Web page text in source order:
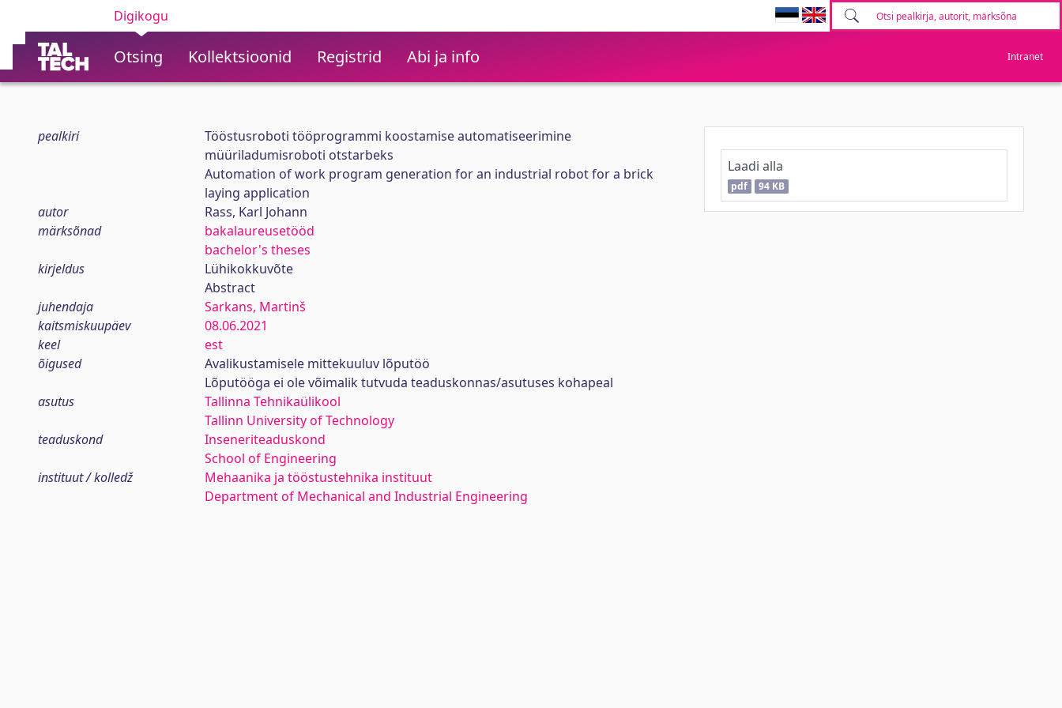
Digikogu
Otsing Kollektsioonid Registrid Abi ja info Intranet
pealkiri
Tööstusroboti tööprogrammi koostamise automatiseerimine
müüriladumisroboti otstarbeks
Automation of work program generation for an industrial robot for a brick
laying application
autor
Rass, Karl Johann
märksõnad
bakalaureusetööd
bachelor's theses
kirjeldus
Lühikokkuvõte
Abstract
juhendaja
Sarkans, Martinš
kaitsmiskuupäev
08.06.2021
keel
est
õigused
Avalikustamisele mittekuuluv lõputöö
Lõputööga ei ole võimalik tutvuda teaduskonnas/asutuses kohapeal
asutus
Tallinna Tehnikaülikool
Tallinn University of Technology
teaduskond
Inseneriteaduskond
School of Engineering
instituut / kolledž
Mehaanika ja tööstustehnika instituut
Department of Mechanical and Industrial Engineering
Laadi alla
pdf 94 KB